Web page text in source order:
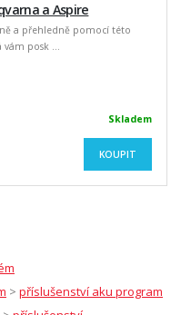
a Aspire
a přehledně pomocí této
vám posk ...
Skladem
KOUPIT
> příslušenství aku program